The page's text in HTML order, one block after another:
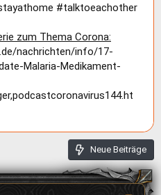
#talktoeachother
zum Thema Corona:
nachrichten/info/17-
Malaria-Medikament-
Neue Beiträge